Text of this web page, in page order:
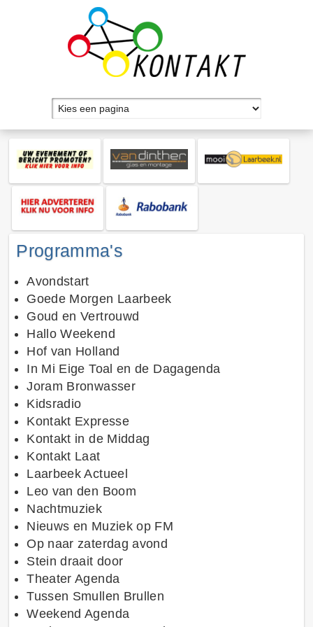
Programma's
Avondstart
Goede Morgen Laarbeek
Goud en Vertrouwd
Hallo Weekend
Hof van Holland
In Mi Eige Toal en de Dagagenda
Joram Bronwasser
Kidsradio
Kontakt Expresse
Kontakt in de Middag
Kontakt Laat
Laarbeek Actueel
Leo van den Boom
Nachtmuziek
Nieuws en Muziek op FM
Op naar zaterdag avond
Stein draait door
Theater Agenda
Tussen Smullen Brullen
Weekend Agenda